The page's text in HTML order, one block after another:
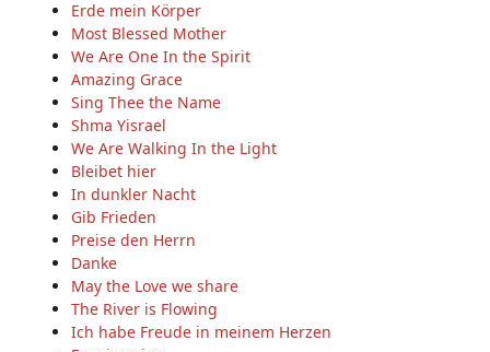
Erde mein Körper
Most Blessed Mother
We Are One In the Spirit
Amazing Grace
Sing Thee the Name
Shma Yisrael
We Are Walking In the Light
Bleibet hier
In dunkler Nacht
Gib Frieden
Preise den Herrn
Danke
May the Love we share
The River is Flowing
Ich habe Freude in meinem Herzen